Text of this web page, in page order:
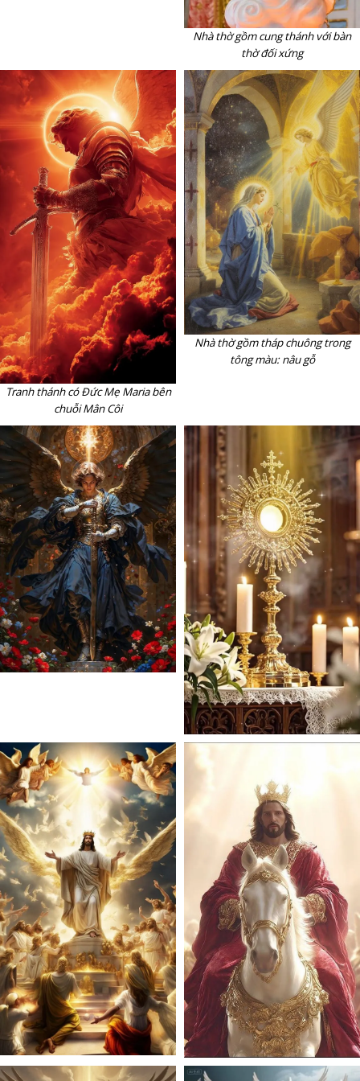
Nhà thờ gồm cung thánh với bàn
thờ đối xứng
Tranh thánh có Đức Mẹ Maria bên
chuỗi Mân Côi
Nhà thờ gồm tháp chuông trong
tông màu: nâu gỗ